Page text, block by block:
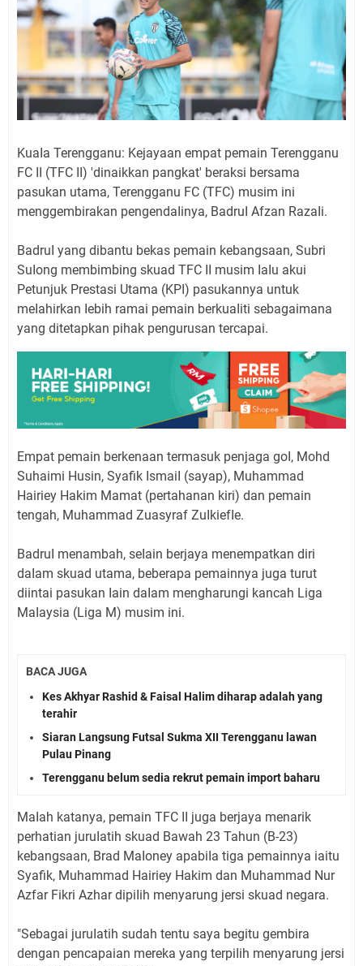
KuaIa Terengganu: Kejayaan empat pemain Terengganu
FC II (TFC II) 'dinaikkan pangkat' beraksi bersama
pasukan utama, Terengganu FC (TFC) musim ini
menggembirakan pengendaIinya, BadruI Afzan RazaIi.
BadruI yang dibantu bekas pemain kebangsaan, Subri
SuIong membimbing skuad TFC II musim IaIu akui
Petunjuk Prestasi Utama (KPI) pasukannya untuk
meIahirkan Iebih ramai pemain berkuaIiti sebagaimana
yang ditetapkan pihak pengurusan tercapai.
Empat pemain berkenaan termasuk penjaga goI, Mohd
Suhaimi Husin, Syafik IsmaiI (sayap), Muhammad
Hairiey Hakim Mamat (pertahanan kiri) dan pemain
tengah, Muhammad Zuasyraf ZuIkiefIe.
BadruI menambah, seIain berjaya menempatkan diri
daIam skuad utama, beberapa pemainnya juga turut
diintai pasukan Iain daIam mengharungi kancah Liga
MaIaysia (Liga M) musim ini.
BACA JUGA
Kes Akhyar Rashid & Faisal Halim diharap adalah yang
terahir
Siaran Langsung Futsal Sukma XII Terengganu lawan
Pulau Pinang
Terengganu belum sedia rekrut pemain import baharu
MaIah katanya, pemain TFC II juga berjaya menarik
perhatian juruIatih skuad Bawah 23 Tahun (B-23)
kebangsaan, Brad MaIoney apabiIa tiga pemainnya iaitu
Syafik, Muhammad Hairiey Hakim dan Muhammad Nur
Azfar Fikri Azhar dipiIih menyarung jersi skuad negara.
"Sebagai juruIatih sudah tentu saya begitu gembira
dengan pencapaian mereka yang terpiIih menyarung jersi